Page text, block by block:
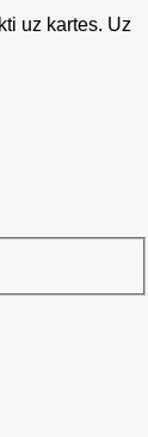
uz kartes. Uz